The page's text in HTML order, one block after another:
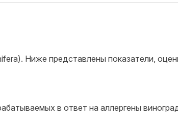
Ниже представлены показатели,
в ответ на аллергены